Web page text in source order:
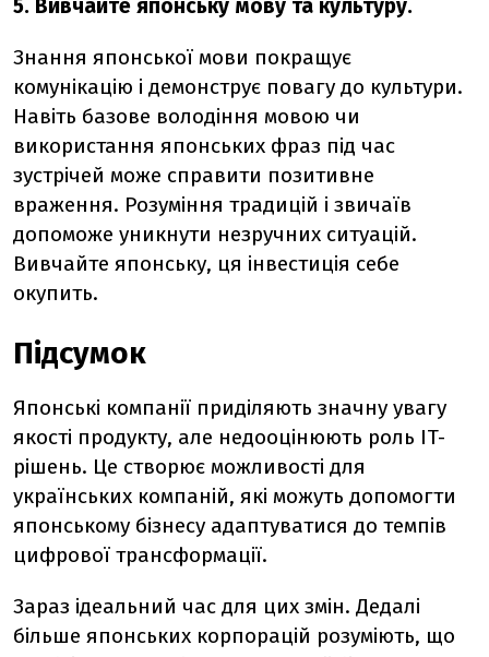
5. Вивчайте японську мову та культуру.
Знання японської мови покращує
комунікацію і демонструє повагу до культури.
Навіть базове володіння мовою чи
використання японських фраз під час
зустрічей може справити позитивне
враження. Розуміння традицій і звичаїв
допоможе уникнути незручних ситуацій.
Вивчайте японську, ця інвестиція себе
окупить.
Підсумок
Японські компанії приділяють значну увагу
якості продукту, але недооцінюють роль IT-
рішень. Це створює можливості для
українських компаній, які можуть допомогти
японському бізнесу адаптуватися до темпів
цифрової трансформації.
Зараз ідеальний час для цих змін. Дедалі
більше японських корпорацій розуміють, що